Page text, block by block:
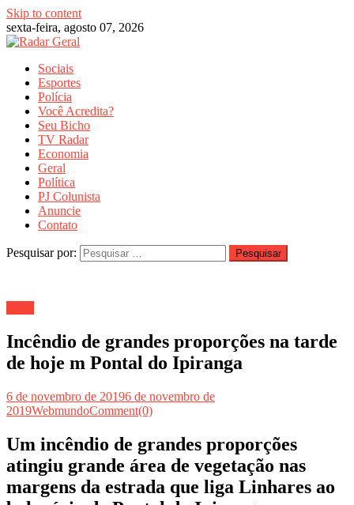
Skip to content
sexta-feira, agosto 07, 2026
Sociais
Esportes
Polícia
Você Acredita?
Seu Bicho
TV Radar
Economia
Geral
Política
PJ Colunista
Anuncie
Contato
Pesquisar por:
Incêndio de grandes proporções na tarde
de hoje m Pontal do Ipiranga
6 de novembro de 20196 de novembro de
2019WebmundoComment(0)
Um incêndio de grandes proporções
atingiu grande área de vegetação nas
margens da estrada que liga Linhares ao